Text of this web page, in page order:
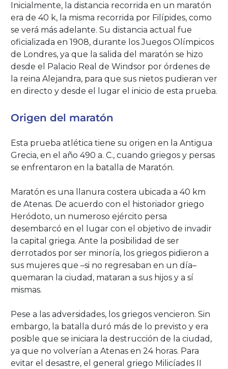
Inicialmente, la distancia recorrida en un maratón
era de 40 k, la misma recorrida por Filípides, como
se verá más adelante. Su distancia actual fue
oficializada en 1908, durante los Juegos Olímpicos
de Londres, ya que la salida del maratón se hizo
desde el Palacio Real de Windsor por órdenes de
la reina Alejandra, para que sus nietos pudieran ver
en directo y desde el lugar el inicio de esta prueba.
Origen del maratón
Esta prueba atlética tiene su origen en la Antigua
Grecia, en el año 490 a. C., cuando griegos y persas
se enfrentaron en la batalla de Maratón.
Maratón es una llanura costera ubicada a 40 km
de Atenas. De acuerdo con el historiador griego
Heródoto, un numeroso ejército persa
desembarcó en el lugar con el objetivo de invadir
la capital griega. Ante la posibilidad de ser
derrotados por ser minoría, los griegos pidieron a
sus mujeres que –si no regresaban en un día–
quemaran la ciudad, mataran a sus hijos y a sí
mismas.
Pese a las adversidades, los griegos vencieron. Sin
embargo, la batalla duró más de lo previsto y era
posible que se iniciara la destrucción de la ciudad,
ya que no volverían a Atenas en 24 horas. Para
evitar el desastre, el general griego Milicíades II